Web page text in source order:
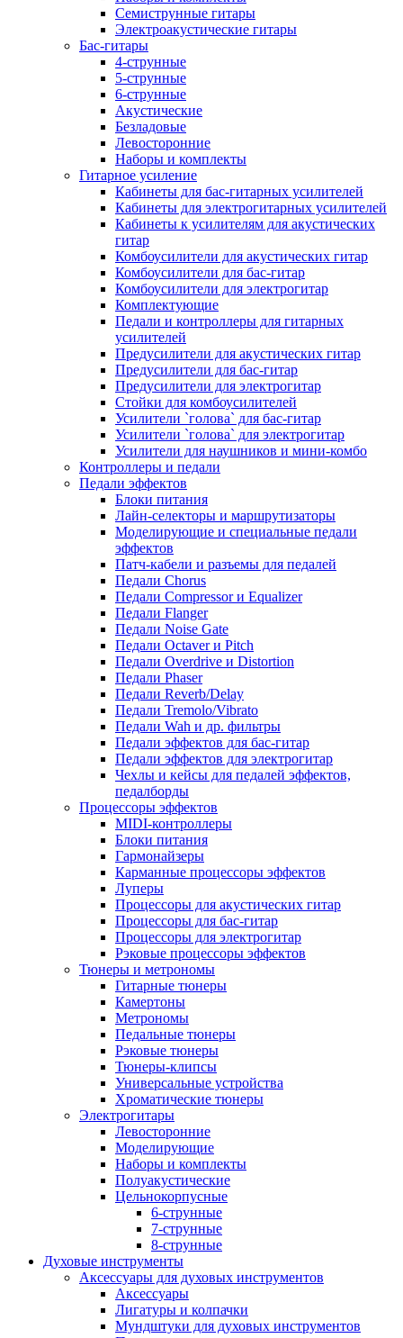
Семиструнные гитары
Электроакустические гитары
Бас-гитары
4-струнные
5-струнные
6-струнные
Акустические
Безладовые
Левосторонние
Наборы и комплекты
Гитарное усиление
Кабинеты для бас-гитарных усилителей
Кабинеты для электрогитарных усилителей
Кабинеты к усилителям для акустических
гитар
Комбоусилители для акустических гитар
Комбоусилители для бас-гитар
Комбоусилители для электрогитар
Комплектующие
Педали и контроллеры для гитарных
усилителей
Предусилители для акустических гитар
Предусилители для бас-гитар
Предусилители для электрогитар
Стойки для комбоусилителей
Усилители `голова` для бас-гитар
Усилители `голова` для электрогитар
Усилители для наушников и мини-комбо
Контроллеры и педали
Педали эффектов
Блоки питания
Лайн-селекторы и маршрутизаторы
Моделирующие и специальные педали
эффектов
Патч-кабели и разъемы для педалей
Педали Chorus
Педали Compressor и Equalizer
Педали Flanger
Педали Noise Gate
Педали Octaver и Pitch
Педали Overdrive и Distortion
Педали Phaser
Педали Reverb/Delay
Педали Tremolo/Vibrato
Педали Wah и др. фильтры
Педали эффектов для бас-гитар
Педали эффектов для электрогитар
Чехлы и кейсы для педалей эффектов,
педалборды
Процессоры эффектов
MIDI-контроллеры
Блоки питания
Гармонайзеры
Карманные процессоры эффектов
Луперы
Процессоры для акустических гитар
Процессоры для бас-гитар
Процессоры для электрогитар
Рэковые процессоры эффектов
Тюнеры и метрономы
Гитарные тюнеры
Камертоны
Метрономы
Педальные тюнеры
Рэковые тюнеры
Тюнеры-клипсы
Универсальные устройства
Хроматические тюнеры
Электрогитары
Левосторонние
Моделирующие
Наборы и комплекты
Полуакустические
Цельнокорпусные
6-струнные
7-струнные
8-струнные
Духовые инструменты
Аксессуары для духовых инструментов
Аксессуары
Лигатуры и колпачки
Мундштуки для духовых инструментов